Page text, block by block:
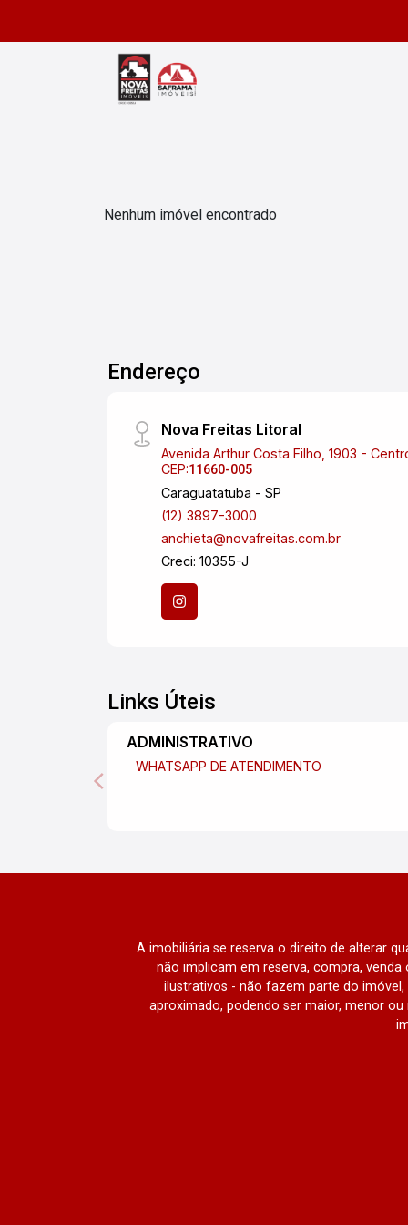
Nenhum imóvel encontrado
Endereço
Nova Freitas Litoral
Avenida Arthur Costa Filho, 1903 -
CEP:11660-005
Caraguatatuba - SP
(12) 3897-3000
anchieta@novafreitas.com.br
Creci: 10355-J
Links Úteis
ADMINISTRATIVO
WHATSAPP DE ATENDIMENTO
A imobiliária se reserva o direito de alterar
não implicam em reserva, compra,
ilustrativos - não fazem parte do
aproximado, podendo ser maior, menor